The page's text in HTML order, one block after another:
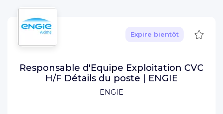
ENGIE
Expire bientôt
Responsable d'Equipe Exploitation CVC
H/F Détails du poste | ENGIE